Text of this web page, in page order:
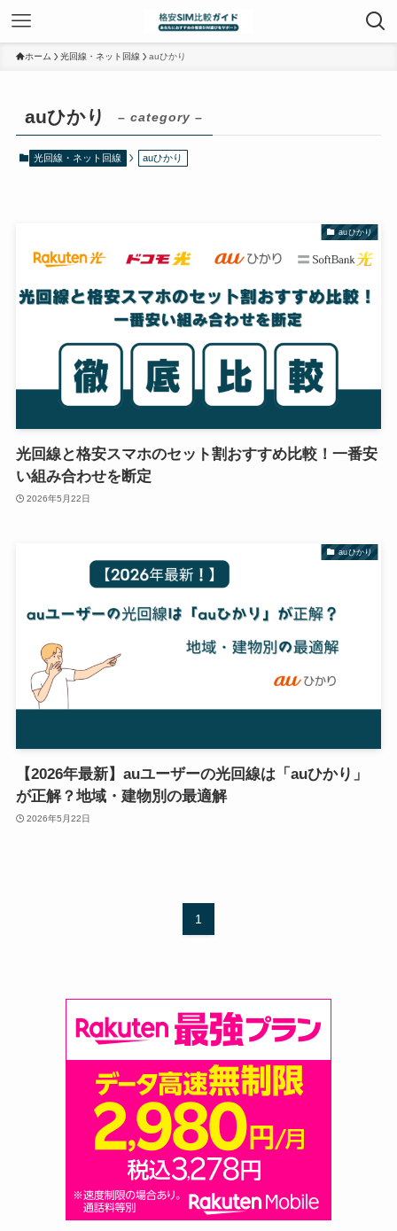
ホーム 光回線・ネット回線 auひかり
auひかり – category –
光回線・ネット回線 auひかり
auひかり
光回線と格安スマホのセット割おすすめ比較！一番安
い組み合わせを断定
2026年5月22日
auひかり
【2026年最新】auユーザーの光回線は「auひかり」
が正解？地域・建物別の最適解
2026年5月22日
1